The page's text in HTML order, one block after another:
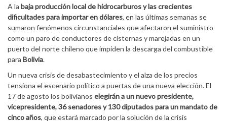
A la baja producción local de hidrocarburos y las crecientes
dificultades para importar en dólares, en las últimas semanas se
sumaron fenómenos circunstanciales que afectaron el suministro
como un paro de conductores de cisternas y marejadas en un
puerto del norte chileno que impiden la descarga del combustible
para Bolivia.
Un nueva crisis de desabastecimiento y el alza de los precios
tensiona el escenario político a puertas de una nueva elección. El
17 de agosto los bolivianos elegirán a un nuevo presidente,
vicepresidente, 36 senadores y 130 diputados para un mandato de
cinco años, que estará marcado por la solución de la crisis